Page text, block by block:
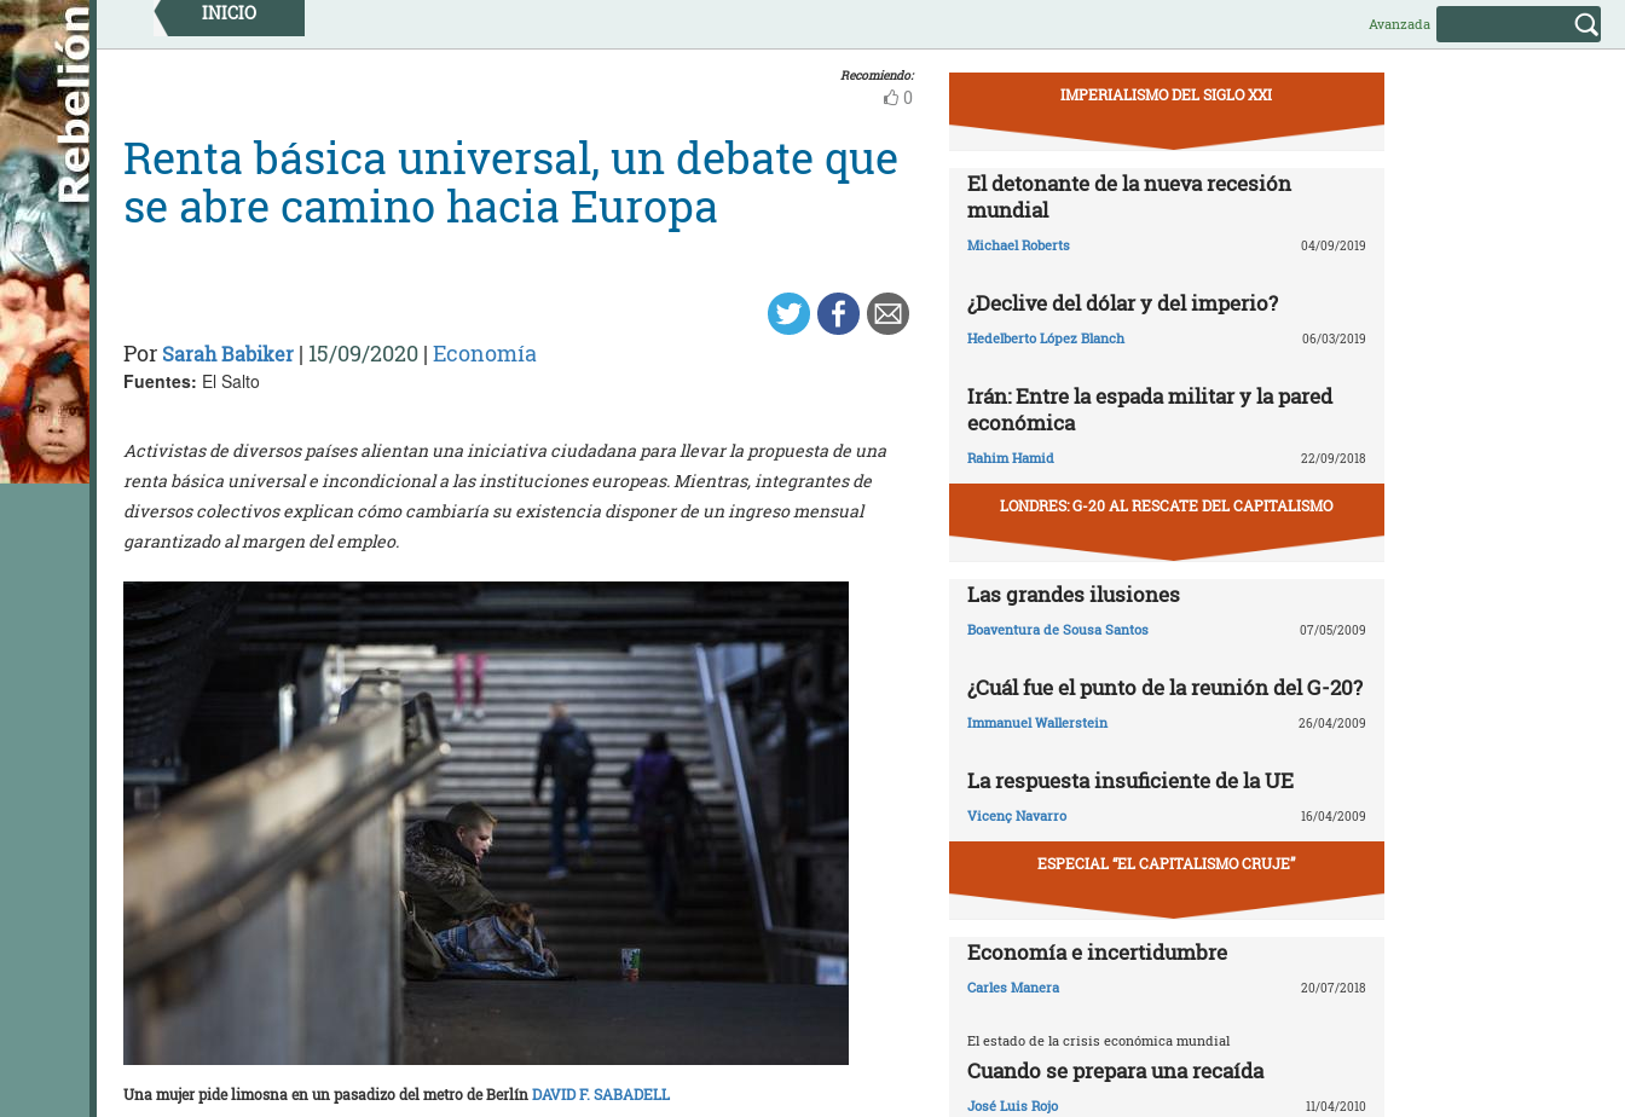
Skip
to
content
INICIO Avanzada
Recomiendo:
0
Renta básica universal, un debate que
se abre camino hacia Europa
Por Sarah Babiker | 15/09/2020 | Economía
Fuentes: El Salto
Activistas de diversos países alientan una iniciativa ciudadana para llevar la propuesta de una
renta básica universal e incondicional a las instituciones europeas. Mientras, integrantes de
diversos colectivos explican cómo cambiaría su existencia disponer de un ingreso mensual
garantizado al margen del empleo.
Una mujer pide limosna en un pasadizo del metro de BerlínDAVID F. SABADELL
IMPERIALISMO DEL SIGLO XXI
El detonante de la nueva recesión
mundial
Michael Roberts 04/09/2019
¿Declive del dólar y del imperio?
Hedelberto López Blanch 06/03/2019
Irán: Entre la espada militar y la pared
económica
Rahim Hamid 22/09/2018
LONDRES: G-20 AL RESCATE DEL CAPITALISMO
Las grandes ilusiones
Boaventura de Sousa Santos 07/05/2009
¿Cuál fue el punto de la reunión del G-20?
Immanuel Wallerstein 26/04/2009
La respuesta insuficiente de la UE
Vicenç Navarro 16/04/2009
ESPECIAL “EL CAPITALISMO CRUJE”
Economía e incertidumbre
Carles Manera 20/07/2018
El estado de la crisis económica mundial
Cuando se prepara una recaída
José Luis Rojo 11/04/2010